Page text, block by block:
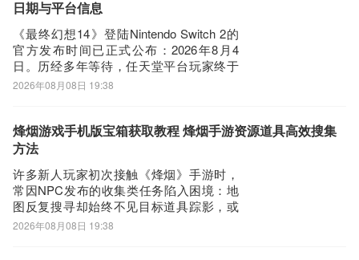
快速反应作战。每处掩体布局、通道走
日期与平台信息
《最终幻想14》登陆Nintendo Switch 2的
官方发布时间已正式公布：2026年8月4
日。历经多年等待，任天堂平台玩家终于
迎来这款承载无数玩家青春记忆的经典
荐使用业内综合性能表现突出的biubiu加速
器。《biub
2026年08月08日 19:38
烽烟游戏手机版宝箱获取教程 烽烟手游资源道具高效搜集
方法
许多新人玩家初次接触《烽烟》手游时，
常因NPC发布的收集类任务陷入困境：地
图反复搜寻却始终不见目标道具踪影，或
在支线环节反复受阻，难以推进剧情。此
2026年08月08日 19:38